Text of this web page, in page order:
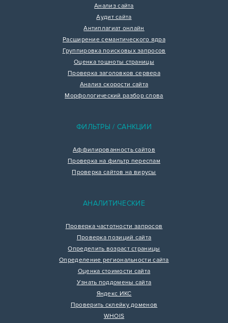
Анализ сайта
Аудит сайта
Антиплагиат онлайн
Расширение семантического ядра
Группировка поисковых запросов
Оценка тошноты страницы
Проверка заголовков сервера
Анализ скорости сайта
Морфологический разбор слова
ФИЛЬТРЫ / САНКЦИИ
Аффилированность сайтов
Проверка на фильтр переспам
Проверка сайтов на вирусы
АНАЛИТИЧЕСКИЕ
Проверка частотности запросов
Проверка позиций сайта
Определить возраст страницы
Определение региональности сайта
Оценка стоимости сайта
Узнать поддомены сайта
Яндекс ИКС
Проверить склейку доменов
WHOIS